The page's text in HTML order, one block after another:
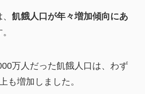
飢餓人口が年々増加傾向にあ
万人だった飢餓人口は、わず
も増加しました。